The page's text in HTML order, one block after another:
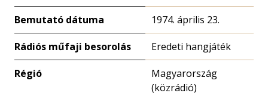
Bemutató dátuma 1974. április 23.
Rádiós műfaji besorolás Eredeti hangjáték
Régió
Magyarország
(közrádió)